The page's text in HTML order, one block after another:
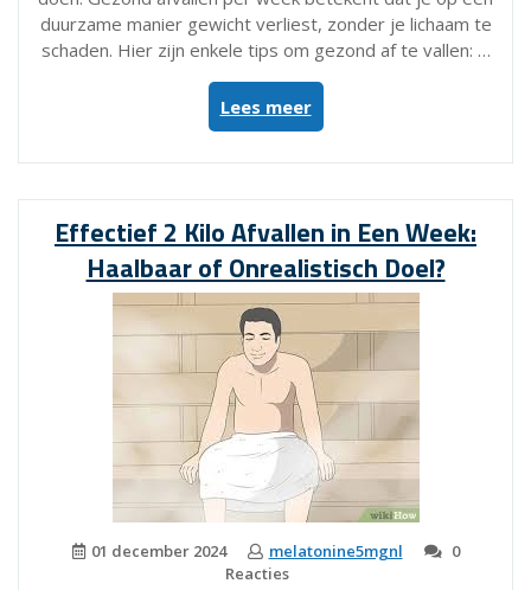
duurzame manier gewicht verliest, zonder je lichaam te
schaden. Hier zijn enkele tips om gezond af te vallen: …
Lees meer“Tips
voor
Gezond
Week”
Effectief 2 Kilo Afvallen in Een Week:
Haalbaar of Onrealistisch Doel?
01 december 2024 melatonine5mgnl
0
Reacties